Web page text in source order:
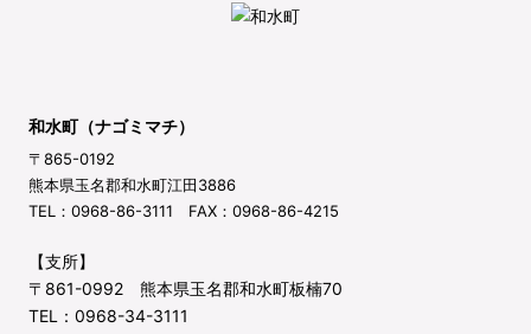
和水町（ナゴミマチ）
〒865-0192
熊本県玉名郡和水町江田3886
TEL：0968-86-3111 FAX：0968-86-4215
【支所】
〒861-0992 熊本県玉名郡和水町板楠70
TEL：0968-34-3111